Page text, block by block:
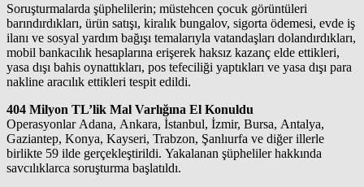
Soruşturmalarda şüphelilerin; müstehcen çocuk görüntüleri
barındırdıkları, ürün satışı, kiralık bungalov, sigorta ödemesi, evde iş
ilanı ve sosyal yardım bağışı temalarıyla vatandaşları dolandırdıkları,
mobil bankacılık hesaplarına erişerek haksız kazanç elde ettikleri,
yasa dışı bahis oynattıkları, pos tefeciliği yaptıkları ve yasa dışı para
nakline aracılık ettikleri tespit edildi.
404 Milyon TL’lik Mal Varlığına El Konuldu
Operasyonlar Adana, Ankara, İstanbul, İzmir, Bursa, Antalya,
Gaziantep, Konya, Kayseri, Trabzon, Şanlıurfa ve diğer illerle
birlikte 59 ilde gerçekleştirildi. Yakalanan şüpheliler hakkında
savcılıklarca soruşturma başlatıldı.